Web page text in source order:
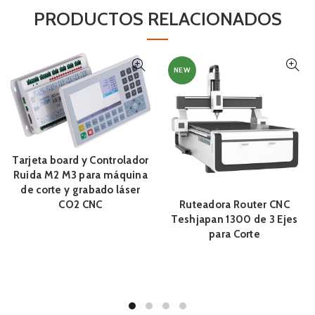
PRODUCTOS RELACIONADOS
Tarjeta board y Controlador
Ruida M2 M3 para máquina
de corte y grabado láser
CO2 CNC
NEW
Ruteadora Router CNC
Teshjapan 1300 de 3 Ejes
para Corte